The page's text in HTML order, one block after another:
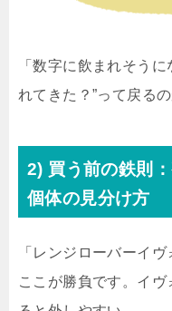
「数字に飲まれそう
れてきた？”って戻る
2) 買う前の鉄則
個体の見分け方
「レンジローバーイ
ここが勝負です。イヴ